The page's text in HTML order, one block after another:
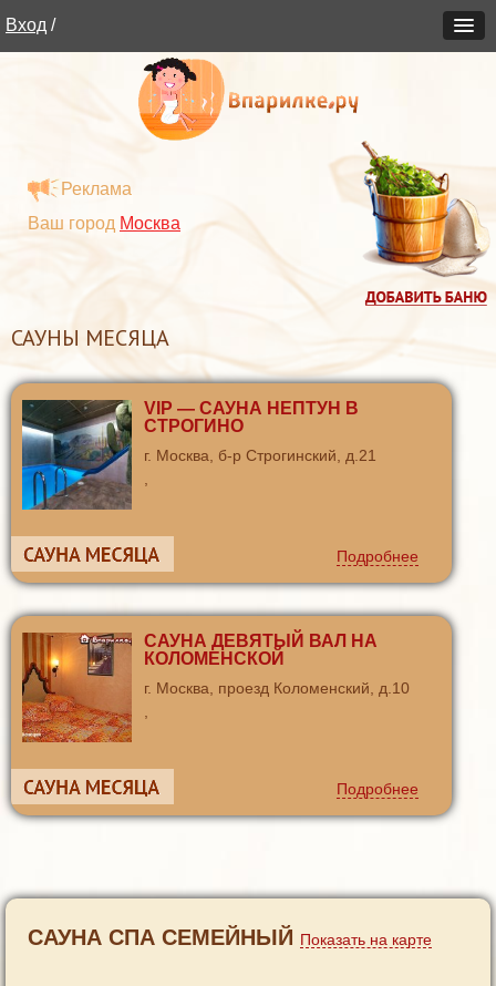
Вход /
Реклама
Ваш город Москва
САУНЫ МЕСЯЦА
VIP — САУНА НЕПТУН В
СТРОГИНО
г. Москва, б-р Строгинский, д.21
Подробнее
САУНА ДЕВЯТЫЙ ВАЛ НА
КОЛОМЕНСКОЙ
г. Москва, проезд Коломенский, д.10
Подробнее
САУНА СПА СЕМЕЙНЫЙ Показать на карте